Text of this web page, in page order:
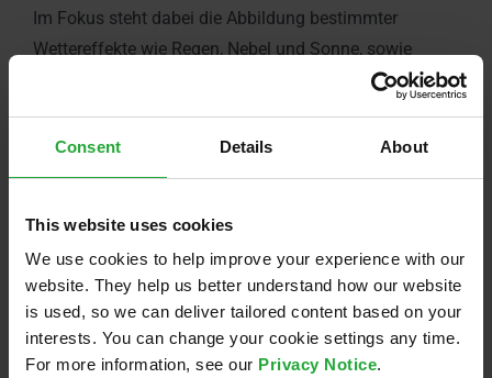
Consent Details About
This website uses cookies
We use cookies to help improve your experience with our
website. They help us better understand how our website
is used, so we can deliver tailored content based on your
interests. You can change your cookie settings any time.
For more information, see our Privacy Notice.
Im Fokus steht dabei die Abbildung bestimmter
Wettereffekte wie Regen, Nebel und Sonne, sowie
abweichende Gegebenheiten der Umwelt in der
Testmethodiken und -prozesse spezifiziert. Basierend
darauf wird die prototypische Testumgebung
aufgebaut und bezüglich der Erfüllung der definierten
Anforderungen untersucht.
Die Ergebnisse bilden die Grundlage für den Aufbau